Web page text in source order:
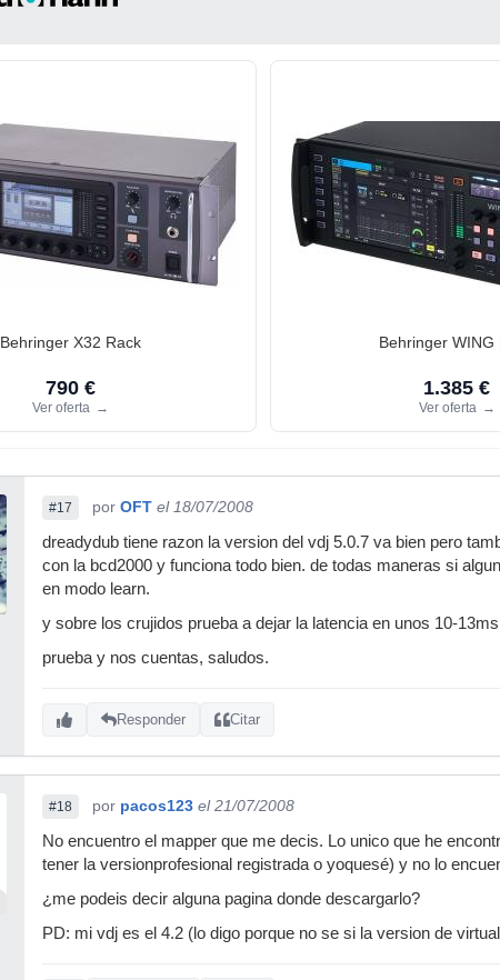
Behringer X32 Rack
790 €
Ver oferta →
Behringer WING
1.385 €
Ver oferta →
#17 por OFT el 18/07/2008
dreadydub tiene razon la version del vdj 5.0.7 va bien pero
con la bcd2000 y funciona todo bien. de todas maneras si
en modo learn.
y sobre los crujidos prueba a dejar la latencia en unos 10-13ms
prueba y nos cuentas, saludos.
Responder Citar
#18 por pacos123 el 21/07/2008
No encuentro el mapper que me decis. Lo unico que he
tener la versionprofesional registrada o yoquesé) y no lo
¿me podeis decir alguna pagina donde descargarlo?
PD: mi vdj es el 4.2 (lo digo porque no se si la version de